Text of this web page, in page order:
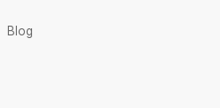
Blog